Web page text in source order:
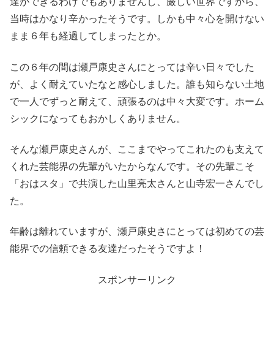
当時はかなり辛かったそうです。しかも中々心を開けない
まま６年も経過してしまったとか。
この６年の間は瀬戸康史さんにとっては辛い日々でした
が、よく耐えていたなと感心しました。誰も知らない土地
で一人でずっと耐えて、頑張るのは中々大変です。ホーム
シックになってもおかしくありません。
そんな瀬戸康史さんが、ここまでやってこれたのも支えて
くれた芸能界の先輩がいたからなんです。その先輩こそ
「おはスタ」で共演した山里亮太さんと山寺宏一さんでし
た。
年齢は離れていますが、瀬戸康史さにとっては初めての芸
能界での信頼できる友達だったそうですよ！
スポンサーリンク